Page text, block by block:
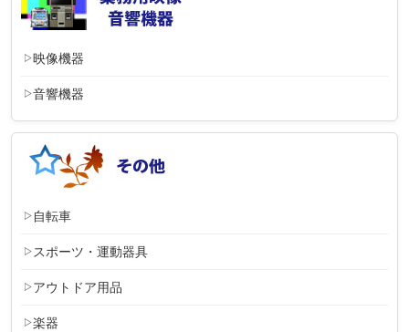
映像機器
音響機器
自転車
スポーツ・運動器具
アウトドア用品
楽器